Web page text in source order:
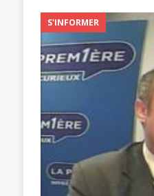
[ 12
S'INFORMER